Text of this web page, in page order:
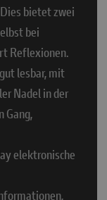
bietet zwei
bei
Reflexionen.
lesbar, mit
Nadel in der
Gang,
elektronische